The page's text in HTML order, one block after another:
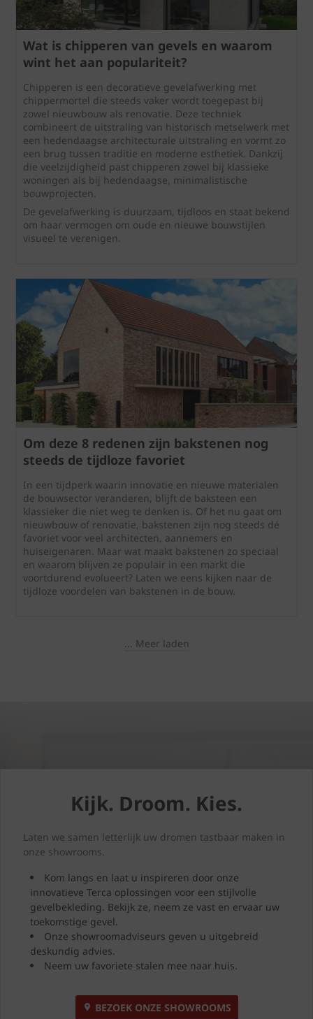
Wat is chipperen van gevels en waarom
wint het aan populariteit?
Chipperen is een decoratieve gevelafwerking met
chippermortel die steeds vaker wordt toegepast bij
zowel nieuwbouw als renovatie. Deze techniek
combineert de uitstraling van historisch metselwerk met
een hedendaagse architecturale uitstraling en vormt zo
een brug tussen traditie en moderne esthetiek. Dankzij
die veelzijdigheid past chipperen zowel bij klassieke
woningen als bij hedendaagse, minimalistische
bouwprojecten.
De gevelafwerking is duurzaam, tijdloos en staat bekend
om haar vermogen om oude en nieuwe bouwstijlen
visueel te verenigen.
Om deze 8 redenen zijn bakstenen nog
steeds de tijdloze favoriet
In een tijdperk waarin innovatie en nieuwe materialen
de bouwsector veranderen, blijft de baksteen een
klassieker die niet weg te denken is. Of het nu gaat om
nieuwbouw of renovatie, bakstenen zijn nog steeds dé
favoriet voor veel architecten, aannemers en
huiseigenaren. Maar wat maakt bakstenen zo speciaal
en waarom blijven ze populair in een markt die
voortdurend evolueert? Laten we eens kijken naar de
tijdloze voordelen van bakstenen in de bouw.
... Meer laden
Kijk. Droom. Kies.
Laten we samen letterlijk uw dromen tastbaar maken in
onze showrooms.
Kom langs en laat u inspireren door onze
innovatieve Terca oplossingen voor een stijlvolle
gevelbekleding. Bekijk ze, neem ze vast en ervaar uw
toekomstige gevel.
Onze showroomadviseurs geven u uitgebreid
deskundig advies.
Neem uw favoriete stalen mee naar huis.
BEZOEK ONZE SHOWROOMS